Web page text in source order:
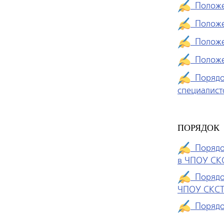
ПОРЯДОК
в ЧПОУ
ЧПОУ СКСТ